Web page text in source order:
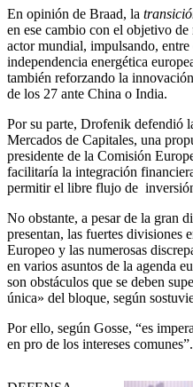
En opinión de Braad, la
en ese cambio con el objetivo
actor mundial, impulsando,
independencia energética
también reforzando la
de los 27 ante China o India.
Por su parte, Drofenik defendió
Mercados de Capitales, una
presidente de la Comisión
facilitaría la integración
permitir el libre flujo de
No obstante, a pesar de la gran
presentan, las fuertes divisiones
Europeo y las numerosas
en varios asuntos de la agenda
son obstáculos que se deben
única» del bloque, según
Por ello, según Gosse, “es
en pro de los intereses comunes”.